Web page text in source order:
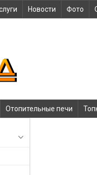
Новости Фото
Отопительные печи